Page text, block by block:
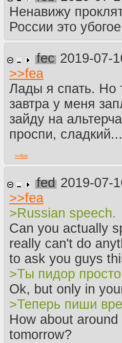
Ненавижу
России это
fec 2019-07-
>>fea
Лады я спать. Но
завтра у меня
зайду на
проспи, сладкий...
>>fee
fed 2019-07-
>>fea
>Russian speech.
Can you actually
really can't do
to ask you guys
>Ты пидор просто
Ok, but only in
>Теперь пиши
How about
tomorrow?